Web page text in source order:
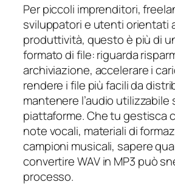
Per piccoli imprenditori,
sviluppatori e utenti orientati
produttività, questo è più di
formato di file: riguarda
archiviazione, accelerare i
rendere i file più facili da
mantenere l’audio utilizzabile
piattaforme. Che tu gestisca
note vocali, materiali di
campioni musicali, sapere
convertire WAV in MP3 può
processo.